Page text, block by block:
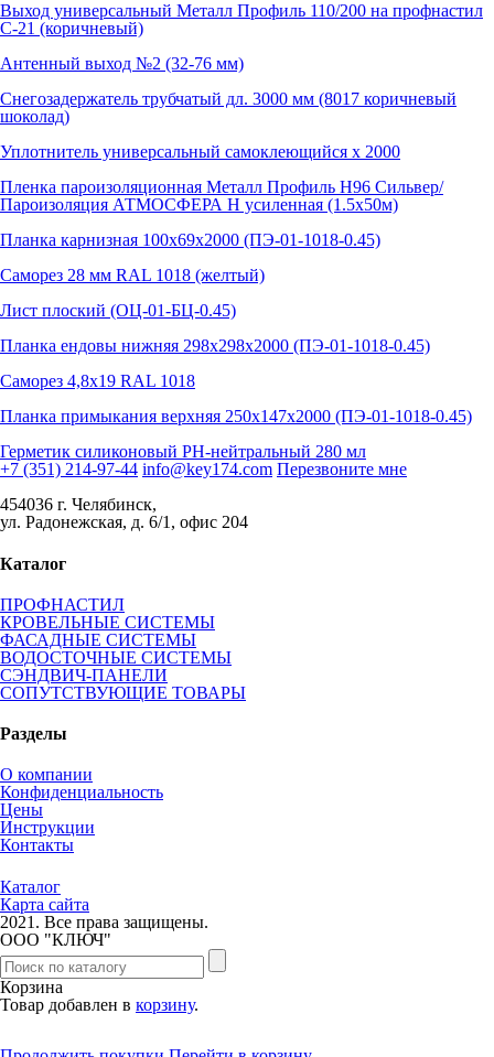
Выход универсальный Металл Профиль 110/200 на профнастил
С-21 (коричневый)
Антенный выход №2 (32-76 мм)
Снегозадержатель трубчатый дл. 3000 мм (8017 коричневый
шоколад)
Уплотнитель универсальный самоклеющийся х 2000
Пленка пароизоляционная Металл Профиль Н96 Сильвер/
Пароизоляция АТМОСФЕРА Н усиленная (1.5х50м)
Планка карнизная 100х69х2000 (ПЭ-01-1018-0.45)
Саморез 28 мм RAL 1018 (желтый)
Лист плоский (ОЦ-01-БЦ-0.45)
Планка ендовы нижняя 298х298х2000 (ПЭ-01-1018-0.45)
Саморез 4,8х19 RAL 1018
Планка примыкания верхняя 250х147х2000 (ПЭ-01-1018-0.45)
Герметик силиконовый PH-нейтральный 280 мл
+7 (351) 214-97-44 info@key174.com Перезвоните мне
454036 г. Челябинск,
ул. Радонежская, д. 6/1, офис 204
Каталог
ПРОФНАСТИЛ
КРОВЕЛЬНЫЕ СИСТЕМЫ
ФАСАДНЫЕ СИСТЕМЫ
ВОДОСТОЧНЫЕ СИСТЕМЫ
СЭНДВИЧ-ПАНЕЛИ
СОПУТСТВУЮЩИЕ ТОВАРЫ
Разделы
О компании
Конфиденциальность
Цены
Инструкции
Контакты
Каталог
Карта сайта
2021. Все права защищены.
ООО "КЛЮЧ"
Корзина
Товар добавлен в корзину.